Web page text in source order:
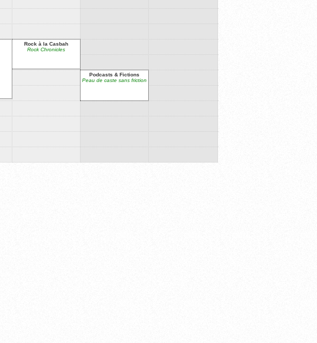
Podcasts & Fictions
Peau de caste sans friction
Rock à la Casbah
Rock Chronicles